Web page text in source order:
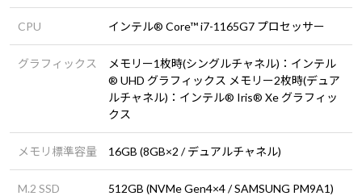
CPU インテル® Core™ i7-1165G7 プロセッサー
グラフィックス
メモリー1枚時(シングルチャネル)：インテル
® UHD グラフィックス メモリー2枚時(デュア
ルチャネル)：インテル® Iris® Xe グラフィッ
クス
メモリ標準容量 16GB (8GB×2 / デュアルチャネル)
M.2 SSD 512GB (NVMe Gen4×4 / SAMSUNG PM9A1)